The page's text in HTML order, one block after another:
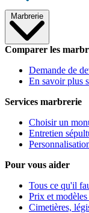
Marbrerie
Comparer les
Demande de
En savoir plus
Services marbrerie
Choisir un
Entretien
Pour vous aider
Tous ce qu'il
Prix et
Cimetières,